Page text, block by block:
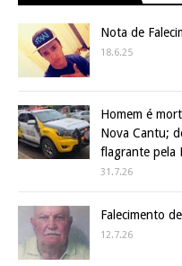
Nota de
18.6.25
Homem é
Nova Cantu;
flagrante pela
31.7.26
Falecimento
12.7.26